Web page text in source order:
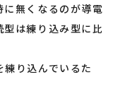
無くなるのが導電
は練り込み型に比
り込んでいるた